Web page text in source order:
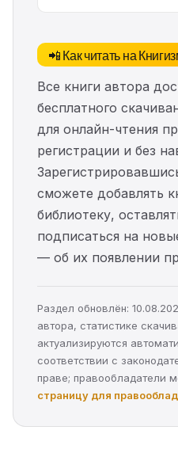
📲 Как читать на
Все книги автора
бесплатного
для онлайн-чтения
регистрации и без
сможете добавлять
библиотеку,
подписаться на
— об их появлении
Раздел обновлён:
автора, статистике
актуализируются
соответствии с
праве; правообладатели
страницу для